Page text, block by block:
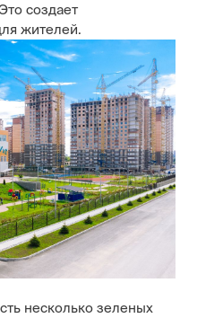
создает
жителей.
несколько зеленых